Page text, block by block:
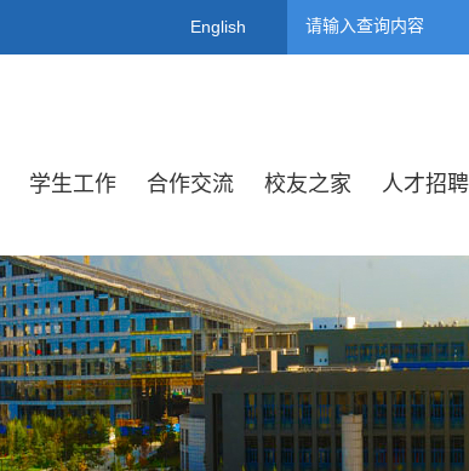
English
学生工作 合作交流 校友之家 人才招聘